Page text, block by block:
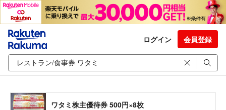
ログイン 会員登録
ワタミ株主優待券 500円×8枚